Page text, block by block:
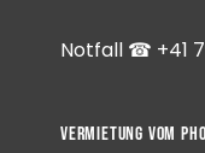
Notfall ☎ +41
Vermietung vom